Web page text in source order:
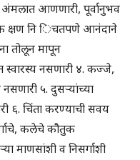
अंमलात आणणारी, पूर्वानुभव
क्षण नि िचतपणे आनंदाने
तोलून मापून
नसणारी ४. कज्जे,
५. दुसऱ्यांच्या
६. चिंता करण्याची सवय
कलेचे कौतुक
माणसांशी व निसर्गाशी